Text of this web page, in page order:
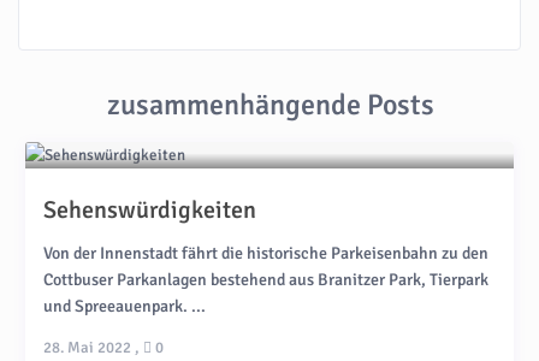
zusammenhängende Posts
Sehenswürdigkeiten
Von der Innenstadt fährt die historische Parkeisenbahn zu den
Cottbuser Parkanlagen bestehend aus Branitzer Park, Tierpark
und Spreeauenpark. ...
28. Mai 2022 , 0